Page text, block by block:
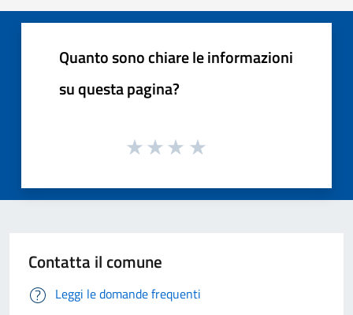
Quanto sono chiare le informazioni
su questa pagina?
Contatta il comune
Leggi le domande frequenti